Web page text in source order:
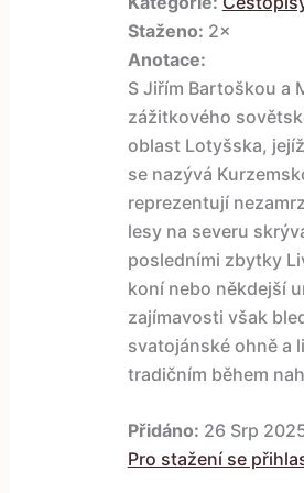
Staženo: 2×
Anotace:
S Jiřím Bartoškou a
zážitkového
oblast Lotyšska,
se nazývá
reprezentují
lesy na severu
posledními zbytky
koní nebo někdejší
zajímavosti však
svatojánské ohně a
tradičním během
Přidáno: 26 Srp
Pro stažení se